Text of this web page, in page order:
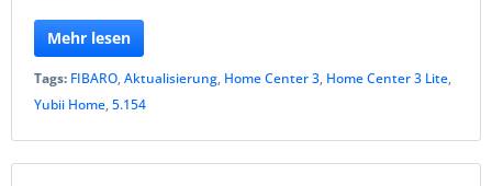
Mehr lesen
Tags: FIBARO,Aktualisierung, Home Center 3, Home Center 3 Lite,
Yubii Home,5.154